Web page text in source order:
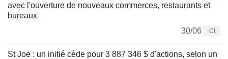
avec l'ouverture de nouveaux commerces, restaurants et
bureaux
30/06
CI
St Joe : un initié cède pour 3 887 346 $ d'actions, selon un